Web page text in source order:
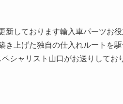
しております輸入車パーツお役
き上げた独自の仕入れルートを
シャリスト山口がお送りしてお